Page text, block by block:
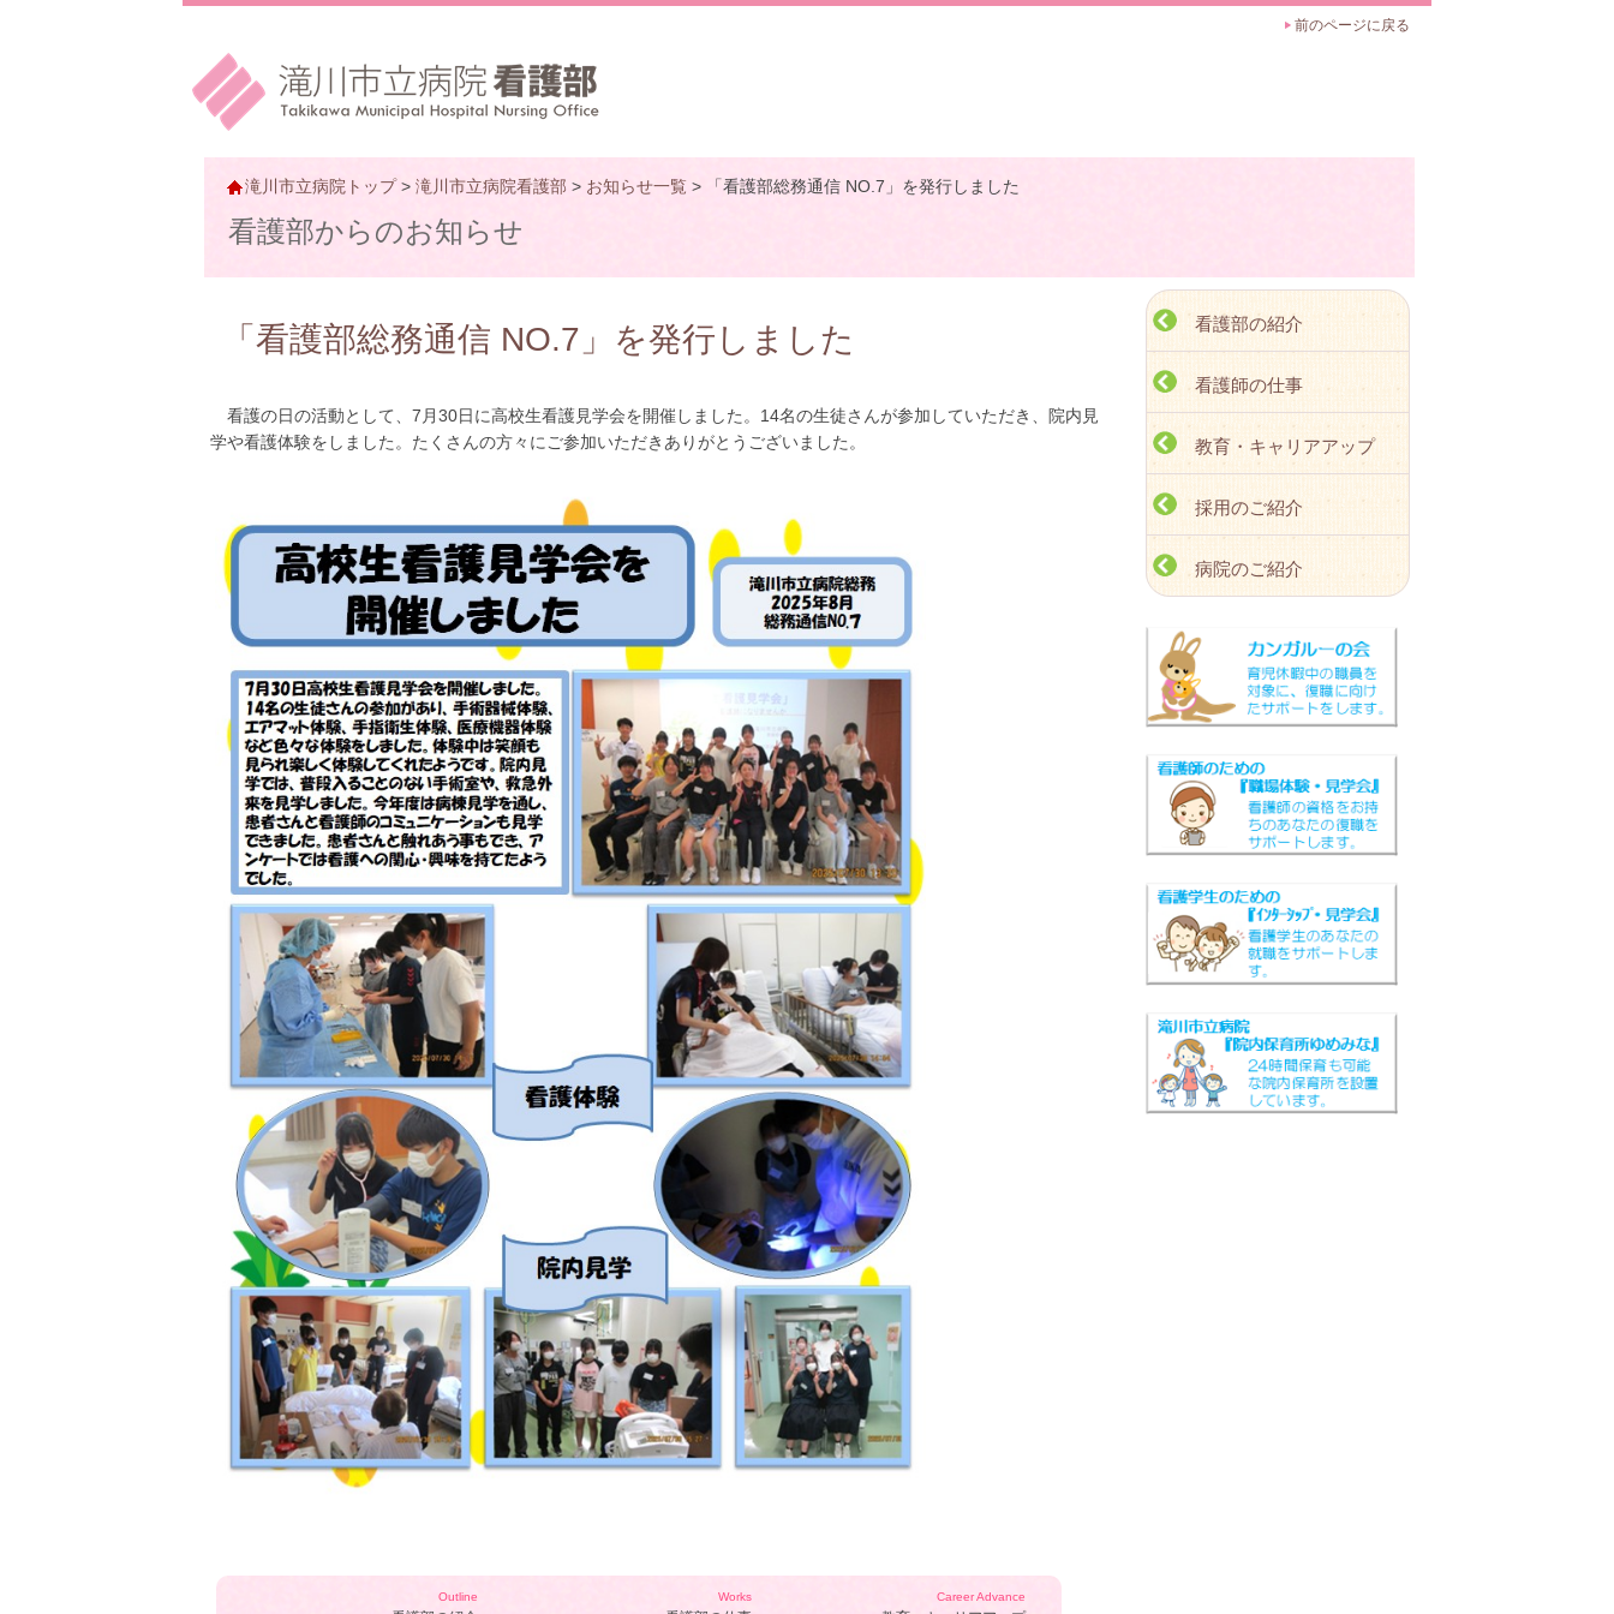
前のページに戻る
滝川市立病院トップ> 滝川市立病院看護部 > お知らせ一覧 > 「看護部総務通信 NO.7」を発行しました
看護部からのお知らせ
「看護部総務通信 NO.7」を発行しました
看護の日の活動として、7月30日に高校生看護見学会を開催しました。14名の生徒さんが参加していただき、院内見
学や看護体験をしました。たくさんの方々にご参加いただきありがとうございました。
Outline Works Career Advance
看護部の紹介
看護師の仕事
教育・キャリアアップ
採用のご紹介
病院のご紹介